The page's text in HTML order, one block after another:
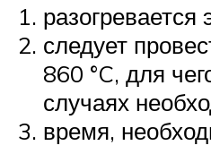
разогревается
следует
860 °C, для
случаях
время,